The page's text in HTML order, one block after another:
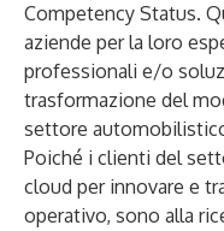
Competency Status.
aziende per la loro
professionali e/o
trasformazione del
settore
Poiché i clienti del
cloud per innovare e
operativo, sono alla